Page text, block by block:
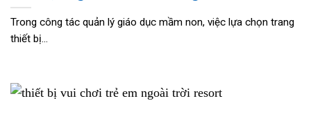
Trong công tác quản lý giáo dục mầm non, việc lựa chọn trang
thiết bị...